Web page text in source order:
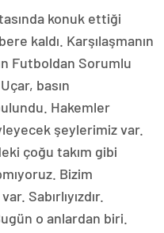
konuk ettiği
kaldı. Karşılaşmanın
Futboldan Sorumlu
basın
Hakemler
şeylerimiz var.
çoğu takım gibi
Bizim
Sabırlıyızdır.
o anlardan biri.